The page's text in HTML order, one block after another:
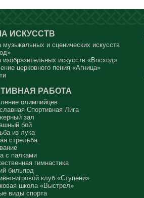
ИСКУССТВ
музыкальных и сценических искусств
изобразительных искусств «Восход»
церковного пения «Агница»
РАБОТА
олимпийцев
Спортивная Лига
зал
бой
из лука
стрельба
с палками
гимнастика
бильярд
игровой клуб «Ступени»
школа «Выстрел»
виды спорта